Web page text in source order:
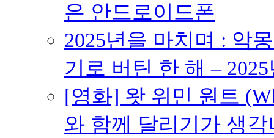
은 안드로이드폰
2025년을 마치며 : 악
기로 버틴 한 해 –
[영화] 왓 위민 원트
와 함께 달리기가 생각